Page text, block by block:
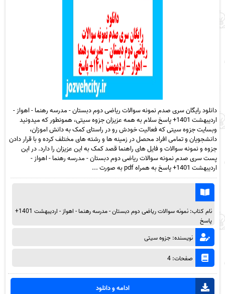
دانلود رایگان سری صدم نمونه سوالات ریاضی دوم دبستان - مدرسه رهنما - اهواز -
اردیبهشت 1401+ پاسخ سلام به همه عزیزان جزوه سیتی، همونطور که میدونید
وبسایت جزوه سیتی که فعالیت خودش رو در راستای کمک به دانش اموزان،
دانشجویان و تمامی افراد محصل در زمینه ها و رشته های مختلف کرده و با قرار دادن
جزوه و نمونه سوالات و فایل های راهنما قصد کمک به این عزیزان را دارد. در این
پست سری صدم نمونه سوالات ریاضی دوم دبستان - مدرسه رهنما - اهواز -
اردیبهشت 1401+ پاسخ به همراه pdf به صورت ...
نام کتاب: نمونه سوالات ریاضی دوم دبستان - مدرسه رهنما - اهواز - اردیبهشت 1401+
پاسخ
نویسنده: جزوه سیتی
صفحات: 4
ادامه و دانلود